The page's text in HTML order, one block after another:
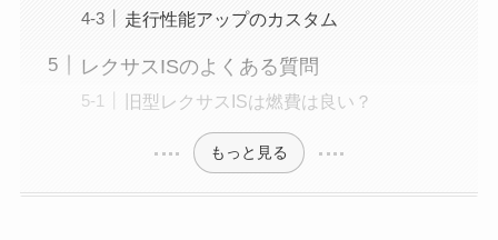
走行性能アップのカスタム
レクサスISのよくある質問
旧型レクサスISは燃費は良い？
もっと見る